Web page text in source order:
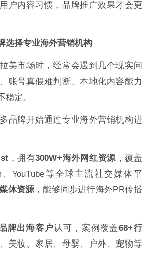
户内容习惯，品牌推广效果才会更
选择专业海外营销机构
美市场时，经常会遇到几个现实问
账号真假难判断、本地化内容能力
稳定。
品牌开始通过专业海外营销机构进
，拥有300W+海外网红资源，覆盖
、YouTube等全球主流社交媒体平
体资源，能够同步进行海外PR传播
牌出海客户认可，案例覆盖68+行
美妆、家居、母婴、户外、宠物等